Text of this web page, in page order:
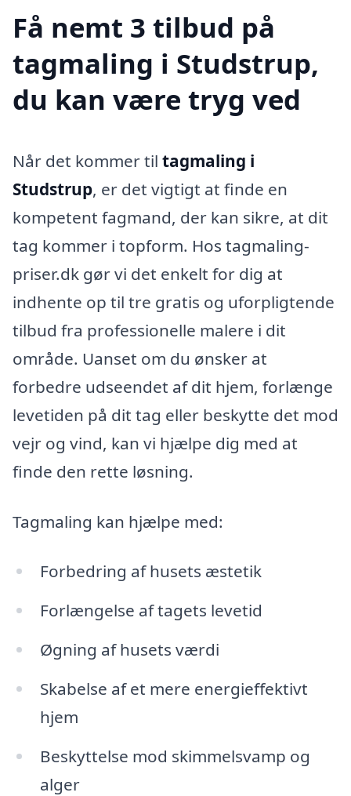
Få nemt 3 tilbud på
tagmaling i Studstrup,
du kan være tryg ved
Når det kommer til tagmaling i
Studstrup, er det vigtigt at finde en
kompetent fagmand, der kan sikre, at dit
tag kommer i topform. Hos tagmaling-
priser.dk gør vi det enkelt for dig at
indhente op til tre gratis og uforpligtende
tilbud fra professionelle malere i dit
område. Uanset om du ønsker at
forbedre udseendet af dit hjem, forlænge
levetiden på dit tag eller beskytte det mod
vejr og vind, kan vi hjælpe dig med at
finde den rette løsning.
Tagmaling kan hjælpe med:
Forbedring af husets æstetik
Forlængelse af tagets levetid
Øgning af husets værdi
Skabelse af et mere energieffektivt
hjem
Beskyttelse mod skimmelsvamp og
alger